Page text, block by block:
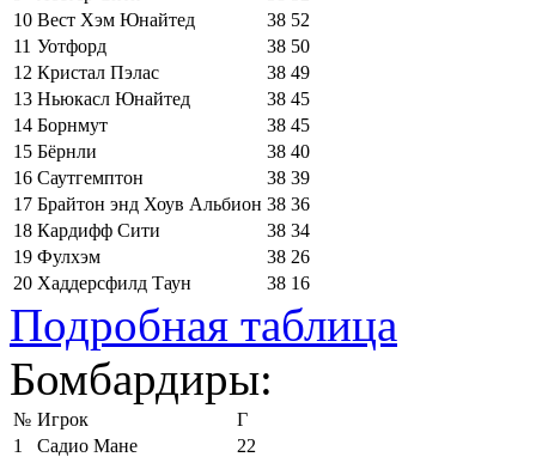
10 Вест Хэм Юнайтед 38 52
11 Уотфорд 38 50
12 Кристал Пэлас 38 49
13 Ньюкасл Юнайтед 38 45
14 Борнмут 38 45
15 Бёрнли 38 40
16 Саутгемптон 38 39
17 Брайтон энд Хоув Альбион 38 36
18 Кардифф Сити 38 34
19 Фулхэм 38 26
20 Хаддерсфилд Таун 38 16
Подробная таблица
Бомбардиры:
№ Игрок
Г
1
Садио Мане
22